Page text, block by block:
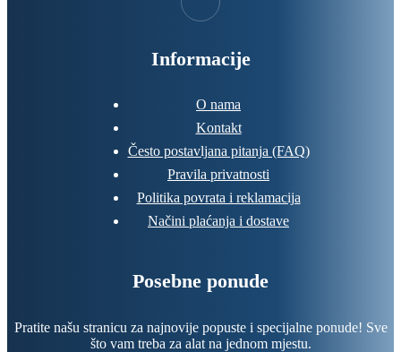
Informacije
O nama
Kontakt
Često postavljana pitanja (FAQ)
Pravila privatnosti
Politika povrata i reklamacija
Načini plaćanja i dostave
Posebne ponude
Pratite našu stranicu za najnovije popuste i specijalne ponude! Sve
što vam treba za alat na jednom mjestu.